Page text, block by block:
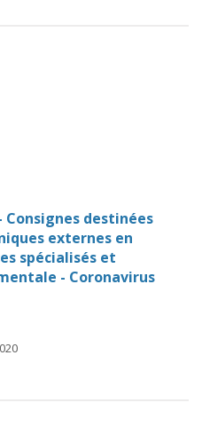
destinées
externes en
spécialisés et
- Coronavirus